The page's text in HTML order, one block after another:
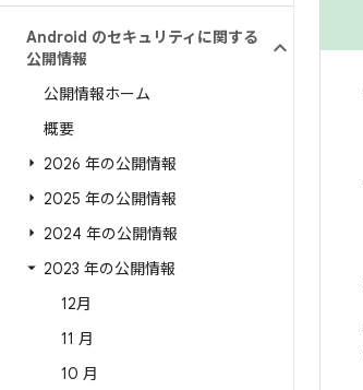
Android のセキュリティに関する
公開情報
公開情報ホーム
概要
2026 年の公開情報
2025 年の公開情報
2024 年の公開情報
2023 年の公開情報
12月
11 月
10 月